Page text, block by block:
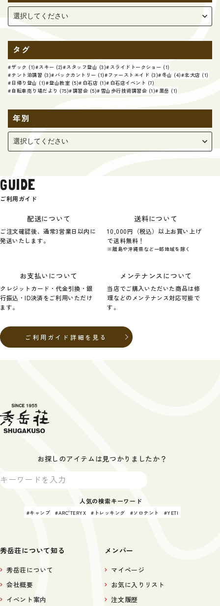
タグ
ザック (1) スキー (2) スタッフ登山 (3) スライドトークショー (1)
テント泊講習 (3) バックカントリー (1) ファーストエイド (3) 冬山 (4)
北大店 (1)
日帰り登山 (1)
登山教室 (5) 白石店 (1)
白石店イベント (7)
自転車売り場だより (75) 講習会 (5) 雪山歩行技術講習会 (1) 黒岳 (1)
年別
GUIDE
ご利用ガイド
配送について
ご注文確認後、通常3営業日以内に
発送いたします。
送料について
10,000円（税込）以上お買い上げ
で送料無料！
※離島や沖縄県など一部地域を除く
お支払いについて
クレジットカード・代金引換・銀
行振込・ID決済をご利用いただけ
ます。
メンテナンスについて
当店でご購入いただいた商品は修
理などのメンテナンス対応可能で
す。
ご利用ガイド詳細を見る
お探しのアイテムは見つかりましたか？
人気の検索キーワード
キャンプ ARC'TERYX トレッキング ソロテント YETI
秀岳荘について知る
秀岳荘について
会社概要
イベント案内
メンバー
マイページ
お気に入りリスト
注文履歴